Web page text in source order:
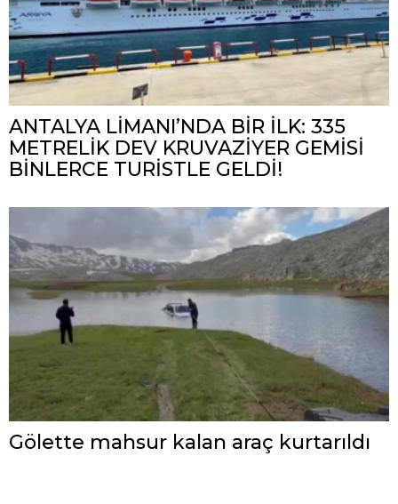
ANTALYA LİMANI’NDA BİR İLK: 335
METRELİK DEV KRUVAZİYER GEMİSİ
BİNLERCE TURİSTLE GELDİ!
Gölette mahsur kalan araç kurtarıldı